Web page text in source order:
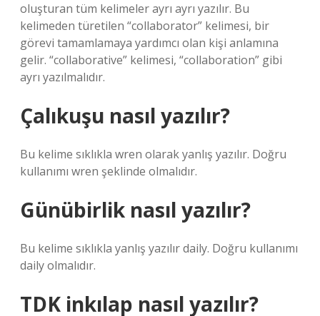
oluşturan tüm kelimeler ayrı ayrı yazılır. Bu
kelimeden türetilen “collaborator” kelimesi, bir
görevi tamamlamaya yardımcı olan kişi anlamına
gelir. “collaborative” kelimesi, “collaboration” gibi
ayrı yazılmalıdır.
Çalıkuşu nasıl yazılır?
Bu kelime sıklıkla wren olarak yanlış yazılır. Doğru
kullanımı wren şeklinde olmalıdır.
Günübirlik nasıl yazılır?
Bu kelime sıklıkla yanlış yazılır daily. Doğru kullanımı
daily olmalıdır.
TDK inkılap nasıl yazılır?